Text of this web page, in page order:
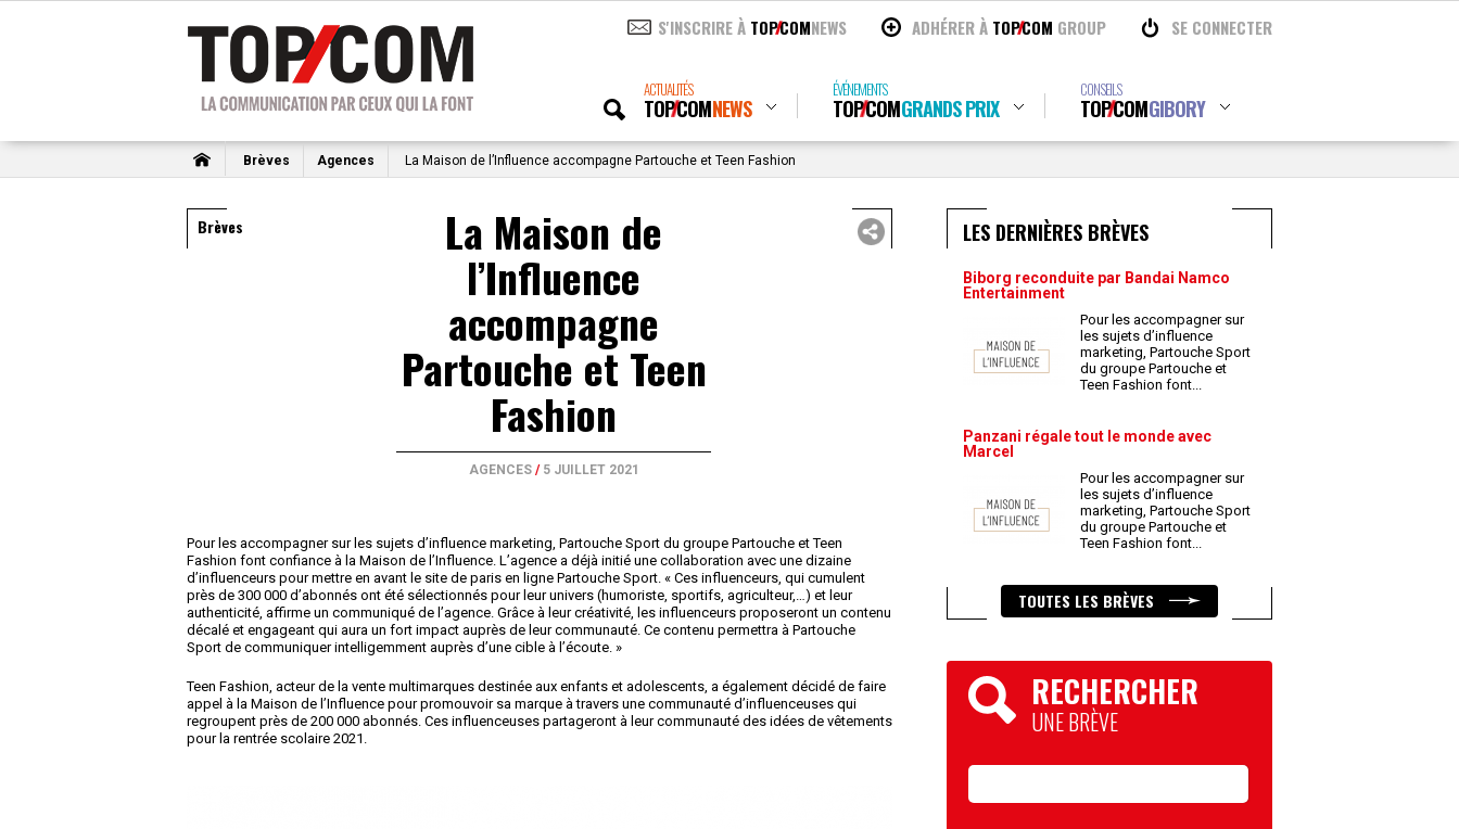
S'INSCRIRE À TOPCOMNEWS ADHÉRER À TOPCOM GROUP SE CONNECTER
ACTUALITÉS
TOPCOMNEWS
ÉVÉNEMENTS
TOPCOMGRANDS PRIX
CONSEILS
TOPCOMGIBORY
Brèves Agences La Maison de l’Influence accompagne Partouche et Teen Fashion
Brèves La Maison de
l’Influence
accompagne
Partouche et Teen
Fashion
AGENCES/ 5 JUILLET 2021
Pour les accompagner sur les sujets d’influence marketing, Partouche Sport du groupe Partouche et Teen
Fashion font confiance à la Maison de l’Influence. L’agence a déjà initié une collaboration avec une dizaine
d’influenceurs pour mettre en avant le site de paris en ligne Partouche Sport. « Ces influenceurs, qui cumulent
près de 300 000 d’abonnés ont été sélectionnés pour leur univers (humoriste, sportifs, agriculteur,…) et leur
authenticité, affirme un communiqué de l’agence. Grâce à leur créativité, les influenceurs proposeront un contenu
décalé et engageant qui aura un fort impact auprès de leur communauté. Ce contenu permettra à Partouche
Sport de communiquer intelligemment auprès d’une cible à l’écoute. »
Teen Fashion, acteur de la vente multimarques destinée aux enfants et adolescents, a également décidé de faire
appel à la Maison de l’Influence pour promouvoir sa marque à travers une communauté d’influenceuses qui
regroupent près de 200 000 abonnés. Ces influenceuses partageront à leur communauté des idées de vêtements
pour la rentrée scolaire 2021.
LES DERNIÈRES BRÈVES
Biborg reconduite par Bandai Namco
Entertainment
Pour les accompagner sur
les sujets d’influence
marketing, Partouche Sport
du groupe Partouche et
Teen Fashion font...
Panzani régale tout le monde avec
Marcel
Pour les accompagner sur
les sujets d’influence
marketing, Partouche Sport
du groupe Partouche et
Teen Fashion font...
TOUTES LES BRÈVES
RECHERCHER
UNE BRÈVE